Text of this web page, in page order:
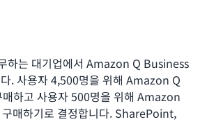
에 Amazon Q 비즈니스 애플리케이션에 추
QuickSight 계정에 추가된 경우 45일째에
됩니다.
자별로 적용됩니다. 사용자가 하나의
애플리케이션 또는 QuickSight 계정에서
한 경우 다른 애플리케이션에서 두 번째 무료
습니다.
하는 대기업에서 Amazon Q Business
. 사용자 4,500명을 위해 Amazon Q
하고 사용자 500명을 위해 Amazon
매하기로 결정합니다. SharePoint,